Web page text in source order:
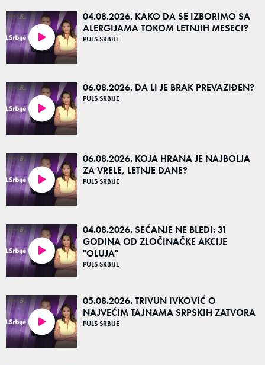
04.08.2026. KAKO DA SE IZBORIMO SA
ALERGIJAMA TOKOM LETNJIH MESECI?
PULS SRBIJE
06.08.2026. DA LI JE BRAK PREVAZIĐEN?
PULS SRBIJE
06.08.2026. KOJA HRANA JE NAJBOLJA
ZA VRELE, LETNJE DANE?
PULS SRBIJE
04.08.2026. SEĆANJE NE BLEDI: 31
GODINA OD ZLOČINAČKE AKCIJE
"OLUJA"
PULS SRBIJE
05.08.2026. TRIVUN IVKOVIĆ O
NAJVEĆIM TAJNAMA SRPSKIH ZATVORA
PULS SRBIJE